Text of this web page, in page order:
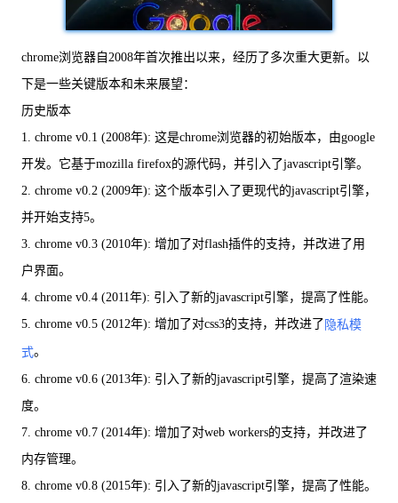
chrome浏览器自2008年首次推出以来，经历了多次重大更新。以
下是一些关键版本和未来展望：
历史版本
1. chrome v0.1 (2008年): 这是chrome浏览器的初始版本，由google
开发。它基于mozilla firefox的源代码，并引入了javascript引擎。
2. chrome v0.2 (2009年): 这个版本引入了更现代的javascript引擎，
并开始支持5。
3. chrome v0.3 (2010年): 增加了对flash插件的支持，并改进了用
户界面。
4. chrome v0.4 (2011年): 引入了新的javascript引擎，提高了性能。
5. chrome v0.5 (2012年): 增加了对css3的支持，并改进了 隐私模
式。
6. chrome v0.6 (2013年): 引入了新的javascript引擎，提高了渲染速
度。
7. chrome v0.7 (2014年): 增加了对web workers的支持，并改进了
内存管理。
8. chrome v0.8 (2015年): 引入了新的javascript引擎，提高了性能。